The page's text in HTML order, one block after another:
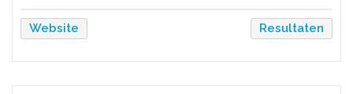
Website Resultaten